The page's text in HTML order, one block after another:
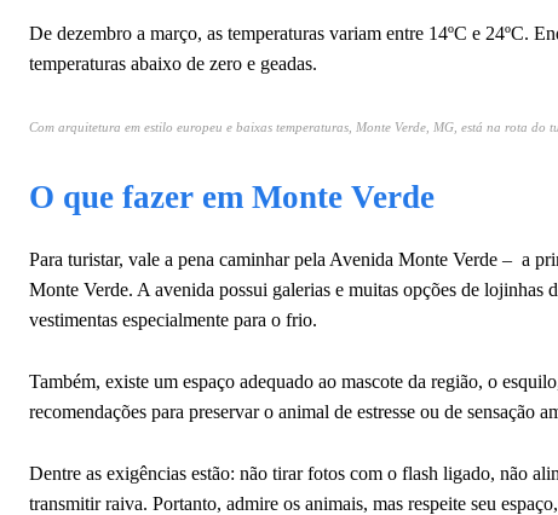
De dezembro a março, as temperaturas variam entre 14ºC e 24ºC.
temperaturas abaixo de zero e geadas.
Com arquitetura em estilo europeu e baixas temperaturas, Monte Verde, MG, está na rota do
O que fazer em Monte Verde
Para turistar, vale a pena caminhar pela Avenida Monte Verde – a
Monte Verde. A avenida possui galerias e muitas opções de
vestimentas especialmente para o frio.
Também, existe um espaço adequado ao mascote da região, o
recomendações para preservar o animal de estresse ou de sensação
Dentre as exigências estão: não tirar fotos com o flash ligado, não
transmitir raiva. Portanto, admire os animais, mas respeite seu